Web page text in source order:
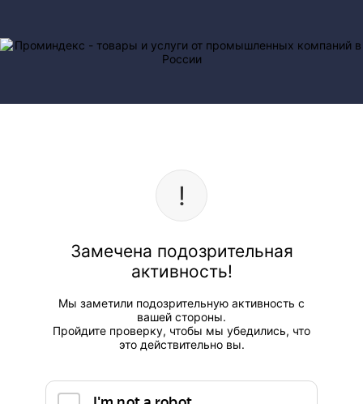
Замечена подозрительная
активность!
Мы заметили подозрительную активность с
вашей стороны.
Пройдите проверку, чтобы мы убедились, что
это действительно вы.